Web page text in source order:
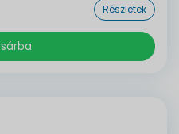
Részletek